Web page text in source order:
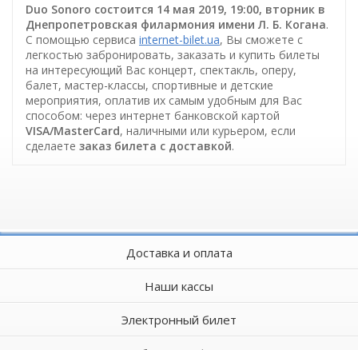
Duo Sonoro состоится 14 мая 2019, 19:00, вторник в
Днепропетровская филармония имени Л. Б. Когана.
С помощью сервиса internet-bilet.ua, Вы сможете с
легкостью забронировать, заказать и купить билеты
на интересующий Вас концерт, спектакль, оперу,
балет, мастер-классы, спортивные и детские
мероприятия, оплатив их самым удобным для Вас
способом: через интернет банковской картой
VISA/MasterCard, наличными или курьером, если
сделаете заказ билета c доставкой.
Доставка и оплата
Наши кассы
Электронный билет